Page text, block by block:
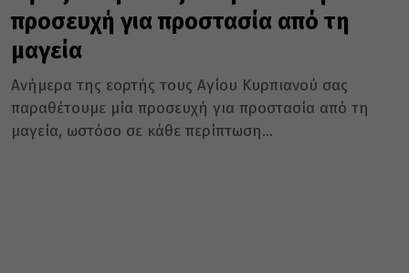
προσευχή για προστασία από τη
μαγεία
Ανήμερα της εορτής τους Αγίου Κυρπιανού σας
παραθέτουμε μία προσευχή για προστασία από τη
μαγεία, ωστόσο σε κάθε περίπτωση...